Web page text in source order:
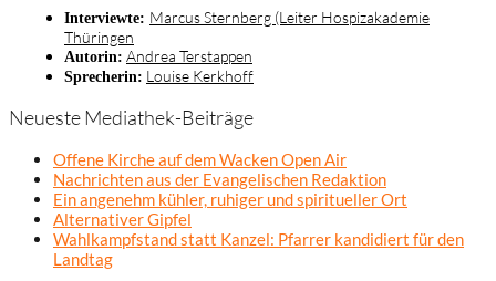
Interviewte: Marcus Sternberg (Leiter Hospizakademie
Thüringen
Autorin: Andrea Terstappen
Sprecherin: Louise Kerkhoff
Neueste Mediathek-Beiträge
Offene Kirche auf dem Wacken Open Air
Nachrichten aus der Evangelischen Redaktion
Ein angenehm kühler, ruhiger und spiritueller Ort
Alternativer Gipfel
Wahlkampfstand statt Kanzel: Pfarrer kandidiert für den
Landtag